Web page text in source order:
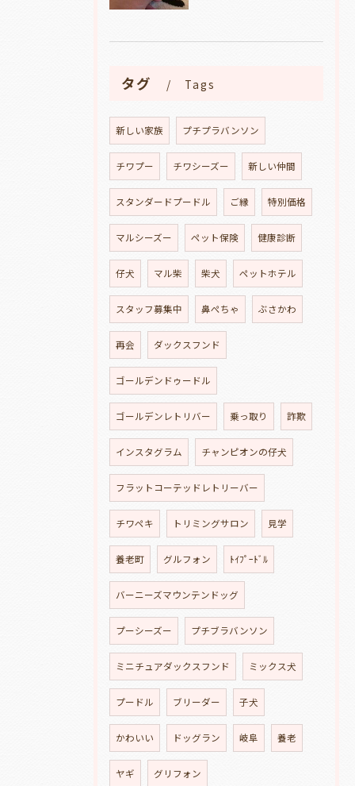
タグ Tags
新しい家族 プチプラバンソン
チワプー チワシーズー 新しい仲間
スタンダードプードル ご縁 特別価格
マルシーズー ペット保険 健康診断
仔犬 マル柴 柴犬 ペットホテル
スタッフ募集中 鼻ぺちゃ ぶさかわ
再会 ダックスフンド
ゴールデンドゥードル
ゴールデンレトリバー 乗っ取り 詐欺
インスタグラム チャンピオンの仔犬
フラットコーテッドレトリーバー
チワペキ トリミングサロン 見学
養老町 グルフォン ﾄｲﾌﾟｰﾄﾞﾙ
バーニーズマウンテンドッグ
プーシーズー プチブラバンソン
ミニチュアダックスフンド ミックス犬
プードル ブリーダー 子犬
かわいい ドッグラン 岐阜 養老
ヤギ グリフォン